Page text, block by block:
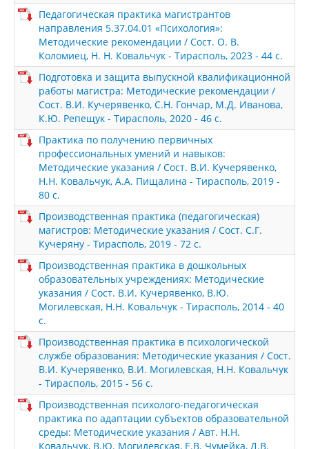
Педагогическая практика магистрантов
направления 5.37.04.01 «Психология»:
Методические рекомендации / Сост. О. В.
Коломиец, Н. Н. Ковальчук - Тирасполь, 2023 - 44 с.
Подготовка и защита выпускной квалификационной
работы магистра: Методические рекомендации /
Сост. В.И. Кучерявенко, С.Н. Гончар, М.Д. Иванова,
К.Ю. Репещук - Тирасполь, 2020 - 46 с.
Практика по получению первичных
профессиональных умений и навыков:
Методические указания / Сост. В.И. Кучерявенко,
Н.Н. Ковальчук, А.А. Пищалина - Тирасполь, 2019 -
80 с.
Производственная практика (педагогическая)
магистров: Методические указания / Сост. С.Г.
Кучеряну - Тирасполь, 2019 - 72 с.
Производственная практика в дошкольных
образовательных учреждениях: Методические
указания / Сост. В.И. Кучерявенко, В.Ю.
Могилевская, Н.Н. Ковальчук - Тирасполь, 2014 - 40
с.
Производственная практика в психологической
службе образования: Методические указания / Сост.
В.И. Кучерявенко, В.И. Могилевская, Н.Н. Ковальчук
- Тирасполь, 2015 - 56 с.
Производственная психолого-педагогическая
практика по адаптации субъектов образовательной
среды: Методические указания / Авт. Н.Н.
Ковальчук, В.Ю. Могилевская, Е.В. Чумейка, Д.В.